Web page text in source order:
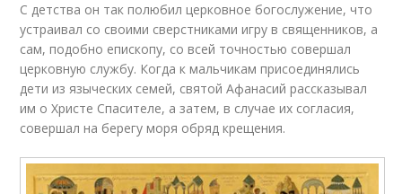
С детства он так полюбил церковное богослужение, что
устраивал со своими сверстниками игру в священников, а
сам, подобно епископу, со всей точностью совершал
церковную службу. Когда к мальчикам присоединялись
дети из языческих семей, святой Афанасий рассказывал
им о Христе Спасителе, а затем, в случае их согласия,
совершал на берегу моря обряд крещения.